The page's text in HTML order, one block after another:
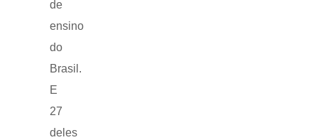
de
ensino
do
Brasil.
E
27
deles